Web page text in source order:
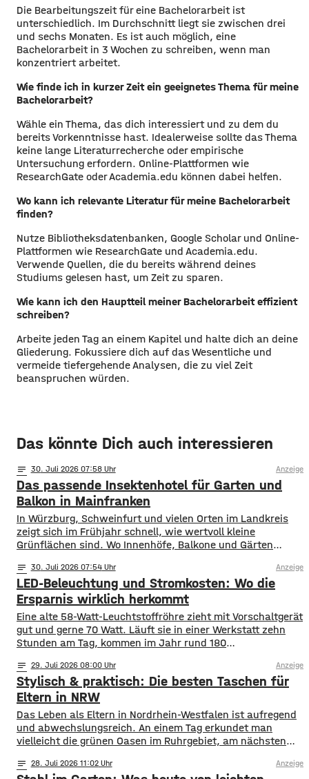
Die Bearbeitungszeit für eine Bachelorarbeit ist
unterschiedlich. Im Durchschnitt liegt sie zwischen drei
und sechs Monaten. Es ist auch möglich, eine
Bachelorarbeit in 3 Wochen zu schreiben, wenn man
konzentriert arbeitet.
Wie finde ich in kurzer Zeit ein geeignetes Thema für meine
Bachelorarbeit?
Wähle ein Thema, das dich interessiert und zu dem du
bereits Vorkenntnisse hast. Idealerweise sollte das Thema
keine lange Literaturrecherche oder empirische
Untersuchung erfordern. Online-Plattformen wie
ResearchGate oder Academia.edu können dabei helfen.
Wo kann ich relevante Literatur für meine Bachelorarbeit
finden?
Nutze Bibliotheksdatenbanken, Google Scholar und Online-
Plattformen wie ResearchGate und Academia.edu.
Verwende Quellen, die du bereits während deines
Studiums gelesen hast, um Zeit zu sparen.
Wie kann ich den Hauptteil meiner Bachelorarbeit effizient
schreiben?
Arbeite jeden Tag an einem Kapitel und halte dich an deine
Gliederung. Fokussiere dich auf das Wesentliche und
vermeide tiefergehende Analysen, die zu viel Zeit
beanspruchen würden.
Das könnte Dich auch interessieren
notes 30. Juli 2026 07:58 Anzeige
Das passende Insektenhotel für Garten und
Balkon in Mainfranken
In Würzburg, Schweinfurt und vielen Orten im Landkreis
zeigt sich im Frühjahr schnell, wie wertvoll kleine
Grünflächen sind. Wo Innenhöfe, Balkone und Gärten
viele Insektenarten unter Druck: Versiegelte Flächen, sehr
aufgeräumte Beete und weniger heimische Blühpflanzen
nehmen ihnen Nistplätze und Rückzugsräume. Ein
Insektenhotel in Mainfranken ist keine Wunderlösung, kann
notes 30. Juli 2026 07:54 Anzeige
LED-Beleuchtung und Stromkosten: Wo die
Ersparnis wirklich herkommt
Eine alte 58-Watt-Leuchtstoffröhre zieht mit Vorschaltgerät
gut und gerne 70 Watt. Läuft sie in einer Werkstatt zehn
Stunden am Tag, kommen im Jahr rund 180
Leuchten sind das über 7.000 Kilowattstunden – nur fürs
Licht. Die Rechnung ist einfacher als ihr Ruf Man braucht
dafür keine Software. Leistung in
notes 29. Juli 2026 08:00 Anzeige
Stylisch & praktisch: Die besten Taschen für
Eltern in NRW
Das Leben als Eltern in Nordrhein-Westfalen ist aufregend
und abwechslungsreich. An einem Tag erkundet man
vielleicht die grünen Oasen im Ruhrgebiet, am nächsten
Düsseldorf. Spontaneität ist gefragt, aber gute
notes 28. Juli 2026 11:02 Anzeige